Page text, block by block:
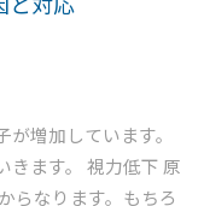
増加しています。
きます。 視力低下 原
らなります。もちろ